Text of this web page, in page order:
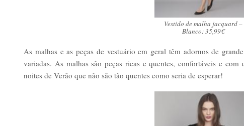
Vestido de malha jacquard –
Blanco: 35,99€
As malhas e as peças de vestuário em geral têm adornos de
variadas. As malhas são peças ricas e quentes, confortáveis e
noites de Verão que não são tão quentes como seria de esperar!